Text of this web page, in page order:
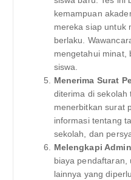
kemampuan
mereka siap untuk
berlaku.
mengetahui minat,
siswa.
Menerima Surat
diterima di sekolah
menerbitkan surat
informasi tentang
sekolah, dan
Melengkapi
biaya pendaftaran,
lainnya yang